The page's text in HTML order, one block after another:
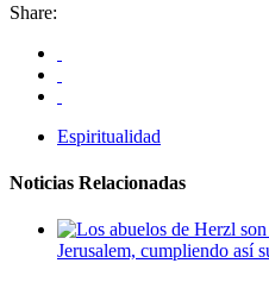
Share:
Espiritualidad
Noticias Relacionadas